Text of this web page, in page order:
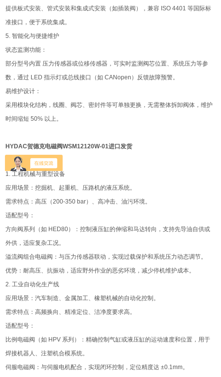
提供板式安装、管式安装和集成式安装（如插装阀），兼容 ISO 4401 等国际标
准接口，便于系统集成。
5. 智能化与便捷维护
状态监测功能：
部分型号内置 压力传感器或位移传感器，可实时监测阀芯位置、系统压力等参
数，通过 LED 指示灯或总线接口（如 CANopen）反馈故障预警。
易维护设计：
采用模块化结构，线圈、阀芯、密封件等可单独更换，无需整体拆卸阀体，维护
时间缩短 50% 以上。
HYDAC贺德克电磁阀WSM12120W-01进口发货
二、典型应用场景
1. 工程机械与重型设备
应用场景：挖掘机、起重机、压路机的液压系统。
需求特点：高压（200-350 bar）、高冲击、油污环境。
适配型号：
方向阀系列（如 HED80）：控制液压缸的伸缩和马达转向，支持先导油自供或
外供，适应复杂工况。
溢流阀组合电磁阀：与压力传感器联动，实现过载保护和系统压力动态调节。
优势：耐高压、抗振动，适应野外作业的恶劣环境，减少停机维护成本。
2. 工业自动化生产线
应用场景：汽车制造、金属加工、橡塑机械的自动化控制。
需求特点：高频换向、精准定位、洁净度要求高。
适配型号：
比例电磁阀（如 HPV 系列）：精确控制气缸或液压缸的运动速度和位置，用于
焊接机器人、注塑机合模系统。
伺服电磁阀：与伺服电机配合，实现闭环控制，定位精度达 ±0.1mm。